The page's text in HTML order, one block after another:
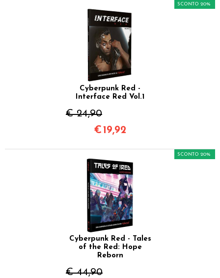
Cyberpunk Red -
Interface Red Vol.1
€ 24,90
SCONTO 20%
€ 19,92
Cyberpunk Red - Tales
of the Red: Hope
Reborn
€ 44,90
SCONTO 20%